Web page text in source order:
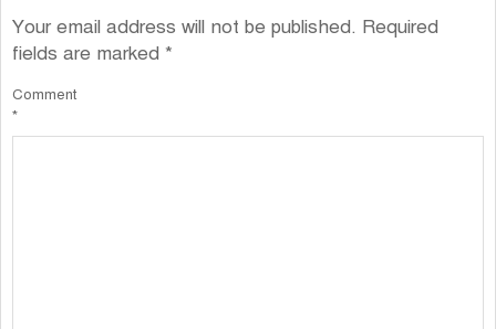
Your email address will not be published. Required
fields are marked *
Comment
*